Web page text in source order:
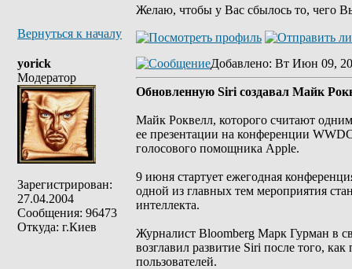
Желаю, чтобы у Вас сбылось то, чего
Вернуться к началу
yorick
Модератор
Зарегистрирован:
27.04.2004
Сообщения: 96473
Откуда: г.Киев
Добавлено: Вт Июн 09,
Обновленную Siri создавал Майк
Майк Роквелл, которого считают
ее презентации на конференции
голосового помощника Apple.
9 июня стартует ежегодная
одной из главных тем мероприятия
интеллекта.
Журналист Bloomberg Марк Гурман в
возглавил развитие Siri после того,
пользователей.